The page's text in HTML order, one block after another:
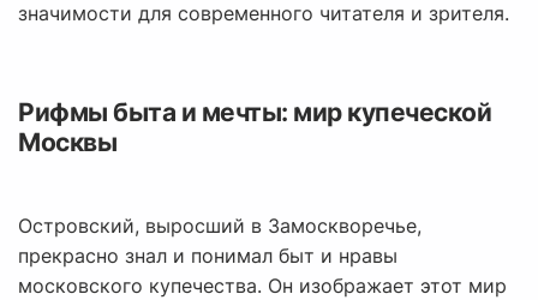
значимости для современного читателя и зрителя.
Рифмы быта и мечты: мир купеческой
Москвы
Островский, выросший в Замоскворечье,
прекрасно знал и понимал быт и нравы
московского купечества. Он изображает этот мир